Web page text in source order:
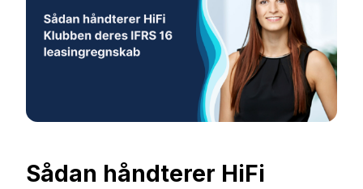
Sådan håndterer HiFi